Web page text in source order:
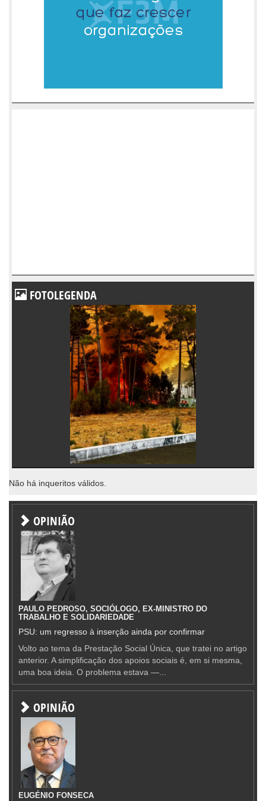
FOTOLEGENDA
Não há inqueritos válidos.
OPINIÃO
PAULO PEDROSO, SOCIÓLOGO, EX-MINISTRO DO
TRABALHO E SOLIDARIEDADE
PSU: um regresso à inserção ainda por confirmar
Volto ao tema da Prestação Social Única, que tratei no artigo
anterior. A simplificação dos apoios sociais é, em si mesma,
uma boa ideia. O problema estava —...
OPINIÃO
EUGÉNIO FONSECA